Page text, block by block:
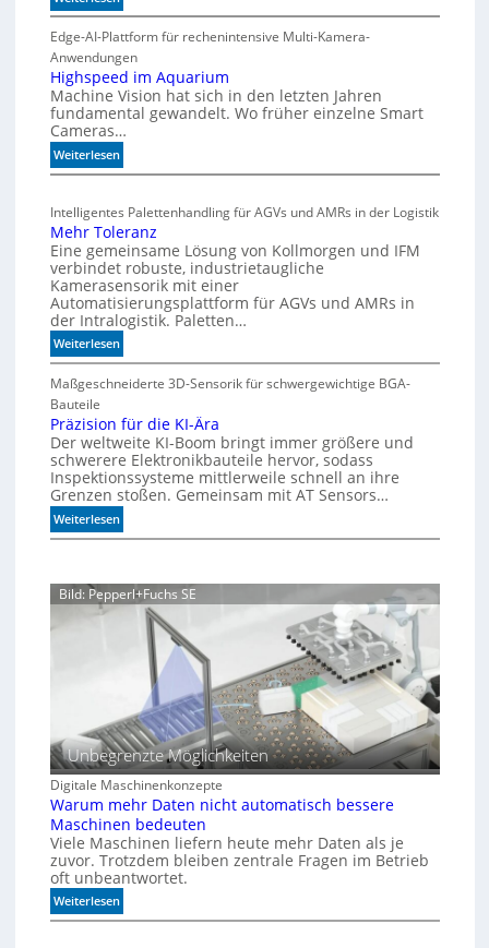
m
i
c
h
e
h
u
s
e
d
e
h
u
n
e
n
r
t
ü
r
m
t
v
a
r
i
a
b
e
S
e
u
e
r
C
o
i
l
s
z
ä
h
l
n
Edge-AI-Plattform für rechenintensive Multi-Kamera-
Anwendungen
Highspeed im Aquarium
Machine Vision hat sich in den letzten Jahren
fundamental gewandelt. Wo früher einzelne Smart
Cameras…
Weiterlesen:
H
g
h
s
p
e
e
d
i
m
A
u
a
r
i
u
m
Intelligentes Palettenhandling für AGVs und AMRs in der Logistik
Mehr Toleranz
Eine gemeinsame Lösung von Kollmorgen und IFM
verbindet robuste, industrietaugliche
Kamerasensorik mit einer
Automatisierungsplattform für AGVs und AMRs in
der Intralogistik. Paletten…
Weiterlesen:
M
e
r
T
o
l
e
r
a
Maßgeschneiderte 3D-Sensorik für schwergewichtige BGA-
Bauteile
Präzision für die KI-Ära
Der weltweite KI-Boom bringt immer größere und
schwerere Elektronikbauteile hervor, sodass
Inspektionssysteme mittlerweile schnell an ihre
Grenzen stoßen. Gemeinsam mit AT Sensors…
Weiterlesen:
P
z
ü
r
d
i
e
K
I
-
Ä
r
Bild: Pepperl+Fuchs SE
Unbegrenzte Möglichkeiten
Digitale Maschinenkonzepte
Warum mehr Daten nicht automatisch bessere
Maschinen bedeuten
Viele Maschinen liefern heute mehr Daten als je
zuvor. Trotzdem bleiben zentrale Fragen im Betrieb
oft unbeantwortet.
Weiterlesen:
W